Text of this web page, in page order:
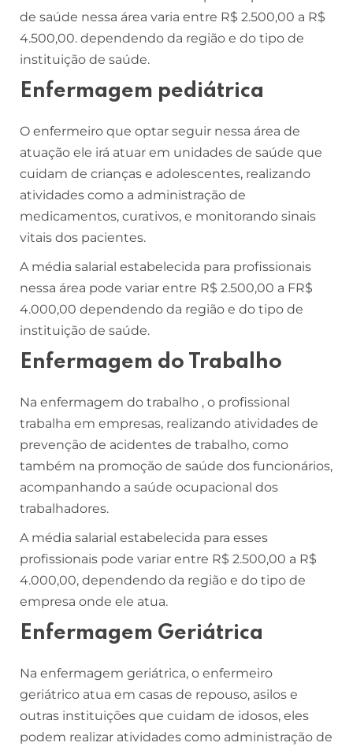
de saúde nessa área varia entre R$ 2.500,00 a R$
4.500,00. dependendo da região e do tipo de
instituição de saúde.
Enfermagem pediátrica
O enfermeiro que optar seguir nessa área de
atuação ele irá atuar em unidades de saúde que
cuidam de crianças e adolescentes, realizando
atividades como a administração de
medicamentos, curativos, e monitorando sinais
vitais dos pacientes.
A média salarial estabelecida para profissionais
nessa área pode variar entre R$ 2.500,00 a FR$
4.000,00 dependendo da região e do tipo de
instituição de saúde.
Enfermagem do Trabalho
Na enfermagem do trabalho , o profissional
trabalha em empresas, realizando atividades de
prevenção de acidentes de trabalho, como
também na promoção de saúde dos funcionários,
acompanhando a saúde ocupacional dos
trabalhadores.
A média salarial estabelecida para esses
profissionais pode variar entre R$ 2.500,00 a R$
4.000,00, dependendo da região e do tipo de
empresa onde ele atua.
Enfermagem Geriátrica
Na enfermagem geriátrica, o enfermeiro
geriátrico atua em casas de repouso, asilos e
outras instituições que cuidam de idosos, eles
podem realizar atividades como administração de